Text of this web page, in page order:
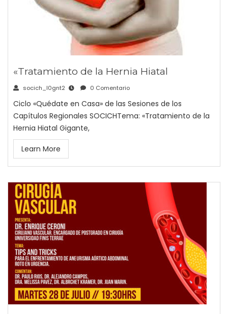
«Tratamiento de la Hernia Hiatal
socich_l0gnt2 0 Comentario
Ciclo «Quédate en Casa» de las Sesiones de los
Capítulos Regionales SOCICHTema: «Tratamiento de la
Hernia Hiatal Gigante,
Learn More